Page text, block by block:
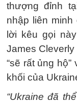
thượng đỉnh
nhập liên
lời kêu gọi
James
“sẽ rất ủng
khối của
“Ukraine đã